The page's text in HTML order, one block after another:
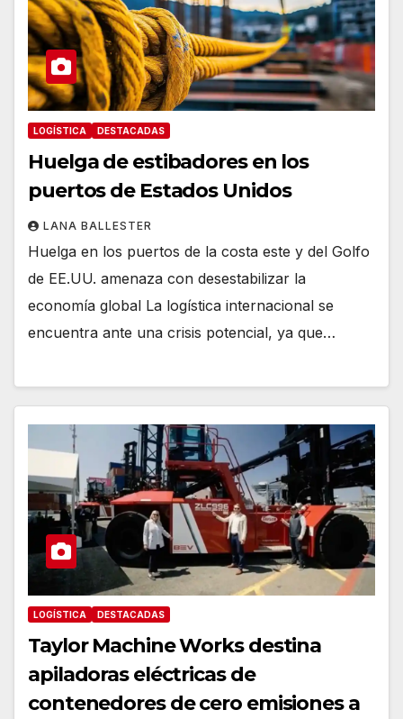
LOGÍSTICA DESTACADAS
Huelga de estibadores en los
puertos de Estados Unidos
LANA BALLESTER
Huelga en los puertos de la costa este y del Golfo
de EE.UU. amenaza con desestabilizar la
economía global La logística internacional se
encuentra ante una crisis potencial, ya que…
LOGÍSTICA DESTACADAS
Taylor Machine Works destina
apiladoras eléctricas de
contenedores de cero emisiones a